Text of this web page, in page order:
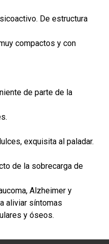
De estructura
compactos y con
de parte de la
exquisita al paladar.
de la sobrecarga de
Alzheimer y
aliviar síntomas
y óseos.